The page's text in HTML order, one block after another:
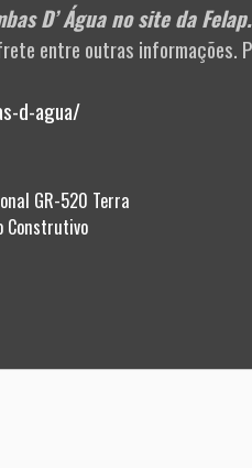
D’ Água no site da Felap.
entre outras informações.
d-agua/
GR-520 Terra
Construtivo